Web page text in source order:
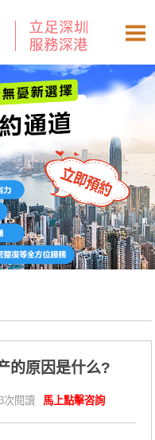
的原因是什么?
次閱讀 馬上點擊咨詢